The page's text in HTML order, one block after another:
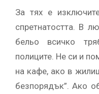
За тях е
спретнатостта. В
бельо всичко
полиците. Не си и
на кафе, ако в
безпорядък”. Ако